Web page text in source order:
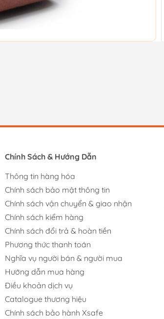
Chính Sách & Hướng Dẫn
Thông tin hàng hóa
Chính sách bảo mật thông tin
Chính sách vận chuyển & giao nhận
Chính sách kiểm hàng
Chính sách đổi trả & hoàn tiền
Phương thức thanh toán
Nghĩa vụ người bán & người mua
Hướng dẫn mua hàng
Điều khoản dịch vụ
Catalogue thương hiệu
Chính sách bảo hành Xsafe